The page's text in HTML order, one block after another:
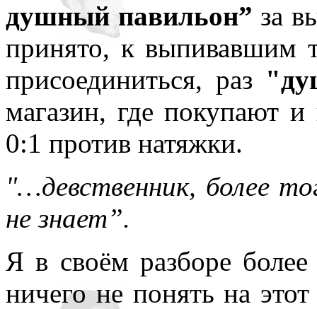
душный павильон” за
принято, к выпивавшим
присоединиться, раз
магазин, где покупают
0:1 против натяжки.
"…девственник, более
не знает”.
Я в своём разборе
ничего не понять на